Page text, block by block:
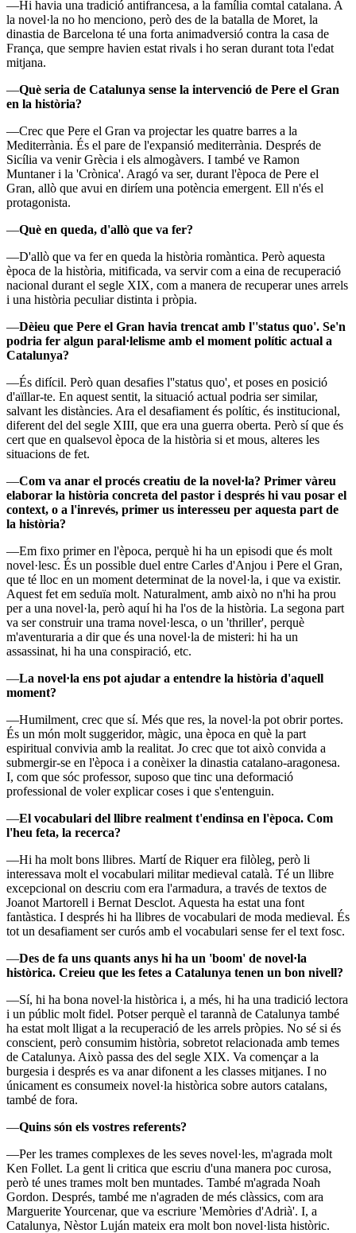
—Hi havia una tradició antifrancesa, a la família comtal catalana. A
la novel·la no ho menciono, però des de la batalla de Moret, la
dinastia de Barcelona té una forta animadversió contra la casa de
França, que sempre havien estat rivals i ho seran durant tota l'edat
mitjana.
—Què seria de Catalunya sense la intervenció de Pere el Gran
en la història?
—Crec que Pere el Gran va projectar les quatre barres a la
Mediterrània. És el pare de l'expansió mediterrània. Després de
Sicília va venir Grècia i els almogàvers. I també ve Ramon
Muntaner i la 'Crònica'. Aragó va ser, durant l'època de Pere el
Gran, allò que avui en diríem una potència emergent. Ell n'és el
protagonista.
—Què en queda, d'allò que va fer?
—D'allò que va fer en queda la història romàntica. Però aquesta
època de la història, mitificada, va servir com a eina de recuperació
nacional durant el segle XIX, com a manera de recuperar unes arrels
i una història peculiar distinta i pròpia.
—Dèieu que Pere el Gran havia trencat amb l''status quo'. Se'n
podria fer algun paral·lelisme amb el moment polític actual a
Catalunya?
—És difícil. Però quan desafies l''status quo', et poses en posició
d'aïllar-te. En aquest sentit, la situació actual podria ser similar,
salvant les distàncies. Ara el desafiament és polític, és institucional,
diferent del del segle XIII, que era una guerra oberta. Però sí que és
cert que en qualsevol època de la història si et mous, alteres les
situacions de fet.
—Com va anar el procés creatiu de la novel·la? Primer vàreu
elaborar la història concreta del pastor i després hi vau posar el
context, o a l'inrevés, primer us interesseu per aquesta part de
la història?
—Em fixo primer en l'època, perquè hi ha un episodi que és molt
novel·lesc. És un possible duel entre Carles d'Anjou i Pere el Gran,
que té lloc en un moment determinat de la novel·la, i que va existir.
Aquest fet em seduïa molt. Naturalment, amb això no n'hi ha prou
per a una novel·la, però aquí hi ha l'os de la història. La segona part
va ser construir una trama novel·lesca, o un 'thriller', perquè
m'aventuraria a dir que és una novel·la de misteri: hi ha un
assassinat, hi ha una conspiració, etc.
—La novel·la ens pot ajudar a entendre la història d'aquell
moment?
—Humilment, crec que sí. Més que res, la novel·la pot obrir portes.
És un món molt suggeridor, màgic, una època en què la part
espiritual convivia amb la realitat. Jo crec que tot això convida a
submergir-se en l'època i a conèixer la dinastia catalano-aragonesa.
I, com que sóc professor, suposo que tinc una deformació
professional de voler explicar coses i que s'entenguin.
—El vocabulari del llibre realment t'endinsa en l'època. Com
l'heu feta, la recerca?
—Hi ha molt bons llibres. Martí de Riquer era filòleg, però li
interessava molt el vocabulari militar medieval català. Té un llibre
excepcional on descriu com era l'armadura, a través de textos de
Joanot Martorell i Bernat Desclot. Aquesta ha estat una font
fantàstica. I després hi ha llibres de vocabulari de moda medieval. És
tot un desafiament ser curós amb el vocabulari sense fer el text fosc.
—Des de fa uns quants anys hi ha un 'boom' de novel·la
històrica. Creieu que les fetes a Catalunya tenen un bon nivell?
—Sí, hi ha bona novel·la històrica i, a més, hi ha una tradició lectora
i un públic molt fidel. Potser perquè el tarannà de Catalunya també
ha estat molt lligat a la recuperació de les arrels pròpies. No sé si és
conscient, però consumim història, sobretot relacionada amb temes
de Catalunya. Això passa des del segle XIX. Va començar a la
burgesia i després es va anar difonent a les classes mitjanes. I no
únicament es consumeix novel·la històrica sobre autors catalans,
també de fora.
—Quins són els vostres referents?
—Per les trames complexes de les seves novel·les, m'agrada molt
Ken Follet. La gent li critica que escriu d'una manera poc curosa,
però té unes trames molt ben muntades. També m'agrada Noah
Gordon. Després, també me n'agraden de més clàssics, com ara
Marguerite Yourcenar, que va escriure 'Memòries d'Adrià'. I, a
Catalunya, Nèstor Luján mateix era molt bon novel·lista històric.